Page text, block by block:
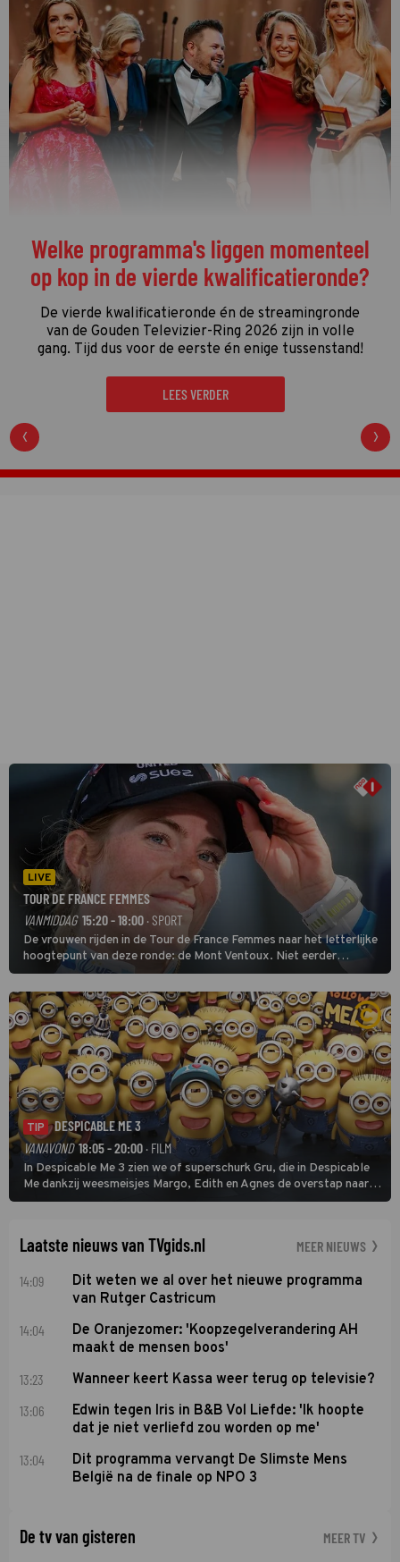
De streamingtip van de week: The
Idaho Murders: College Nightmare op
Netflix
De driedelige documentaireThe Idaho Murders:
College Nightmaregaat over een van de gruwelijkste
moordzaken van de laatste jaren en is een
regelrechte hit op Netflix.
LIVE
TOUR DE FRANCE FEMMES
VANMIDDAG 15:20 - 18:00 · SPORT
De vrouwen rijden in de Tour de France Femmes naar het letterlijke
hoogtepunt van deze ronde: de Mont Ventoux. Niet eerder
finishten de vrouwen voor deze koers op deze kale col uit de
buitencategorie. De aanloop naar de slotklim is vlak.
TIP
DESPICABLE ME 3
VANAVOND 18:05 - 20:00· FILM
In Despicable Me 3 zien we of superschurk Gru, die in Despicable
Me dankzij weesmeisjes Margo, Edith en Agnes de overstap naar
het rechte pad maakte, ook op dat pad weet te blijven.
Laatste nieuws van TVgids.nl MEER NIEUWS
14:09
Dit weten we al over het nieuwe programma
van Rutger Castricum
14:04
De Oranjezomer: 'Koopzegelverandering AH
maakt de mensen boos'
13:23 Wanneer keert Kassa weer terug op televisie?
13:06
Edwin tegen Iris in B&B Vol Liefde: 'Ik hoopte
dat je niet verliefd zou worden op me'
13:04
Dit programma vervangt De Slimste Mens
België na de finale op NPO 3
De tv van gisteren MEER TV